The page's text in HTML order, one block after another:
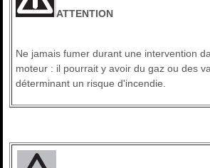
ATTENTION
Ne jamais fumer durant une intervention
moteur : il pourrait y avoir du gaz ou des
déterminant un risque d'incendie.